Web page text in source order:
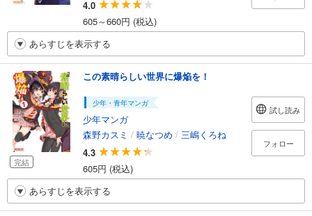
4.0
605～660円 (税込)
あらすじを表示する
完結
この素晴らしい世界に爆焔を！
少年・青年マンガ
少年マンガ
森野カスミ / 暁なつめ / 三嶋くろね
4.3
605円 (税込)
試し読み
フォロー
あらすじを表示する